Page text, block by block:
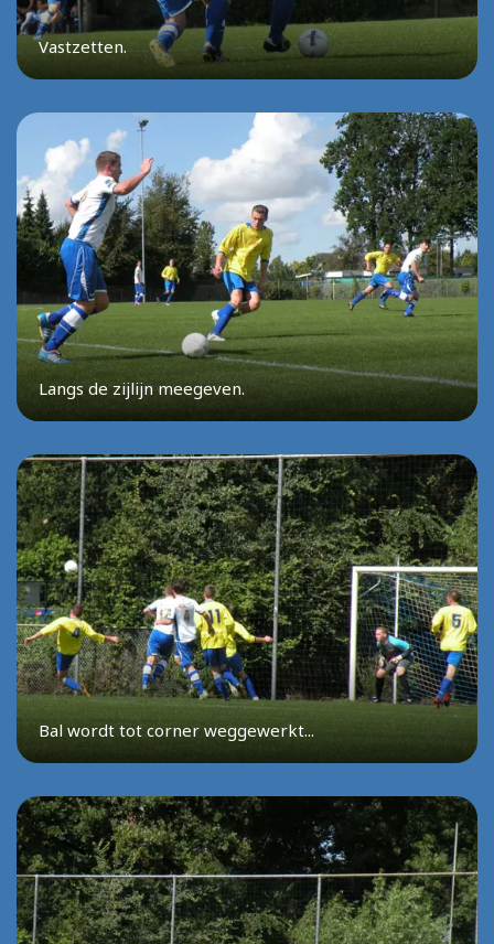
Vastzetten.
Langs de zijlijn meegeven.
Bal wordt tot corner weggewerkt...